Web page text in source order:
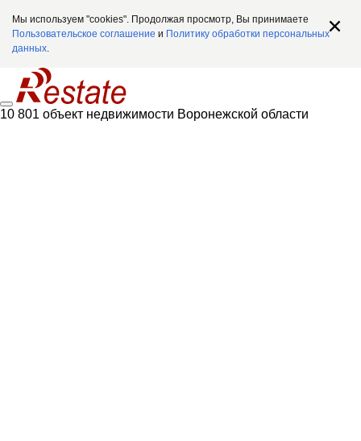
Мы используем "cookies". Продолжая просмотр, Вы принимаете
Пользовательское соглашение и Политику обработки персональных
данных.
10 801 объект недвижимости Воронежской области